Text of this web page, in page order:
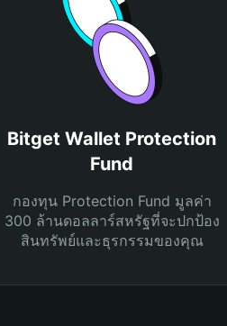
Bitget Wallet Protection
Fund
กองทุน Protection Fund มูลค่า
300 ล้านดอลลาร์สหรัฐที่จะปกป้อง
สินทรัพย์และธุรกรรมของคุณ